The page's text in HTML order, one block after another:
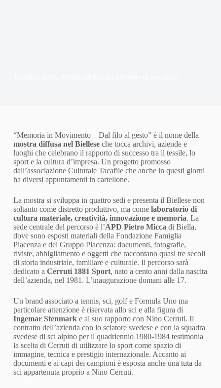
“Memoria in Movimento – Dal filo al gesto” è il nome della
mostra diffusa nel Bielleseche tocca archivi, aziende e
luoghi che celebrano il rapporto di successo tra il tessile, lo
sport e la cultura d’impresa. Un progetto promosso
dall’associazione Culturale Tacafile che anche in questi giorni
ha diversi appuntamenti in cartellone.
La mostra si sviluppa in quattro sedi e presenta il Biellese non
soltanto come distretto produttivo, ma come laboratorio di
cultura materiale, creatività, innovazione e memoria. La
sede centrale del percorso è l’APD Pietro Micca di Biella,
dove sono esposti materiali della Fondazione Famiglia
Piacenza e del Gruppo Piacenza: documenti, fotografie,
riviste, abbigliamento e oggetti che raccontano quasi tre secoli
di storia industriale, familiare e culturale. Il percorso sarà
dedicato a Cerruti 1881 Sport, nato a cento anni dalla nascita
dell’azienda, nel 1981. L’inaugurazione domani alle 17.
Un brand associato a tennis, sci, golf e Formula Uno ma
particolare attenzione è riservata allo sci e alla figura di
Ingemar Stenmarke al suo rapporto con Nino Cerruti. Il
contratto dell’azienda con lo sciatore svedese e con la squadra
svedese di sci alpino per il quadriennio 1980-1984 testimonia
la scelta di Cerruti di utilizzare lo sport come spazio di
immagine, tecnica e prestigio internazionale. Accanto ai
documenti e ai capi dei campioni è esposta anche una tuta da
sci appartenuta proprio a Nino Cerruti.